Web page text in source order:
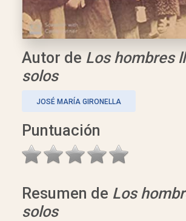
Autor de Los hombres
solos
JOSÉ MARÍA GIRONELLA
Puntuación
Resumen de Los
solos